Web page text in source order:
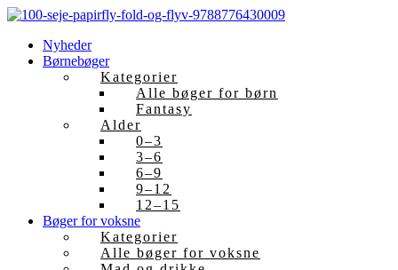
Skip
contentNyheder
Børnebøger
Kategorier
Alle bøger for børn
Fantasy
Alder
0–3
3–6
6–9
9–12
12–15
Bøger for voksne
Kategorier
Alle bøger for voksne